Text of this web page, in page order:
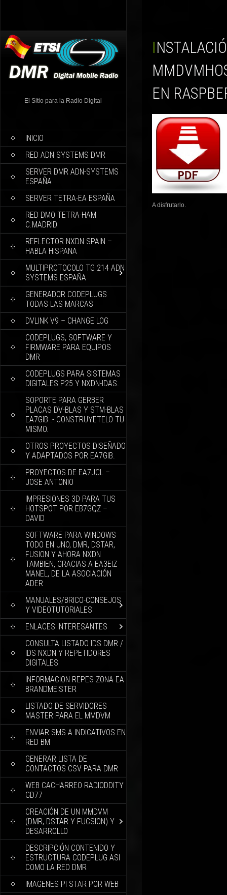
El Sitio para la Radio Digital
INICIO
RED ADN SYSTEMS DMR
SERVER DMR ADN-SYSTEMS
ESPAÑA
SERVER TETRA-EA ESPAÑA
RED DMO TETRA-HAM
C.MADRID
REFLECTOR NXDN SPAIN –
HABLA HISPANA
MULTIPROTOCOLO TG 214 ADN
SYSTEMS ESPAÑA
GENERADOR CODEPLUGS
TODAS LAS MARCAS
DVLINK V9 – CHANGE LOG
CODEPLUGS, SOFTWARE Y
FIRMWARE PARA EQUIPOS
DMR
CODEPLUGS PARA SISTEMAS
DIGITALES P25 Y NXDN-IDAS.
SOPORTE PARA GERBER
PLACAS DV-BLAS Y STM-BLAS
EA7GIB .- CONSTRUYETELO TU
MISMO.
OTROS PROYECTOS DISEÑADO
Y ADAPTADOS POR EA7GIB.
PROYECTOS DE EA7JCL –
JOSE ANTONIO
IMPRESIONES 3D PARA TUS
HOTSPOT POR EB7GQZ –
DAVID
SOFTWARE PARA WINDOWS
TODO EN UNO, DMR, DSTAR,
FUSION Y AHORA NXDN
TAMBIEN, GRACIAS A EA3EIZ
MANEL, DE LA ASOCIACIÓN
ADER
MANUALES/BRICO-CONSEJOS
Y VIDEOTUTORIALES
ENLACES INTERESANTES
CONSULTA LISTADO IDS DMR /
IDS NXDN Y REPETIDORES
DIGITALES
INFORMACION REPES ZONA EA
BRANDMEISTER
LISTADO DE SERVIDORES
MASTER PARA EL MMDVM
ENVIAR SMS A INDICATIVOS EN
RED BM
GENERAR LISTA DE
CONTACTOS CSV PARA DMR
WEB CACHARREO RADIODDITY
GD77
CREACIÓN DE UN MMDVM
(DMR, DSTAR Y FUCSION) Y
DESARROLLO
DESCRIPCIÓN CONTENIDO Y
ESTRUCTURA CODEPLUG ASI
COMO LA RED DMR
IMAGENES PI STAR POR WEB
INSTALACIÓN DESDE CERO DEL
EN
A disfrutarlo.